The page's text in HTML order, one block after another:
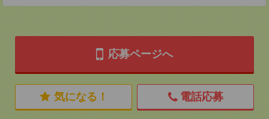
応募ページへ
気になる！ 電話応募